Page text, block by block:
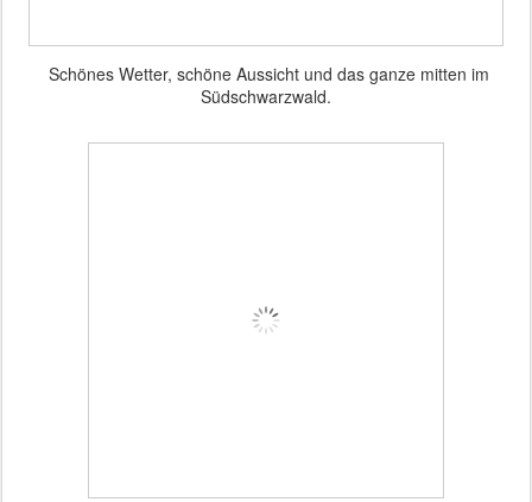
Schönes Wetter, schöne Aussicht und das ganze mitten im
Südschwarzwald.